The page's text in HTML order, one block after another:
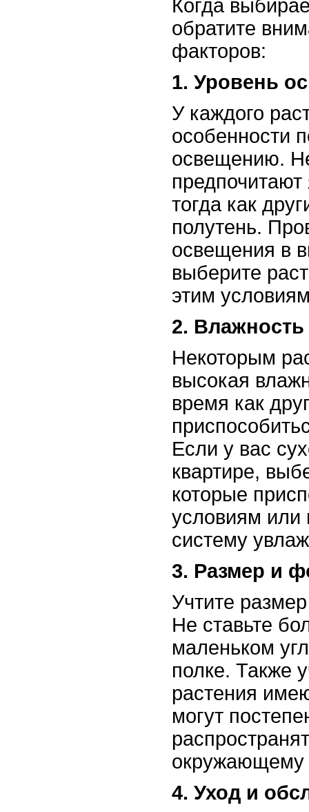
Когда
обратите
факторов:
1. Уровень
У каждого
особенности
освещению.
предпочитают
тогда как
полутень.
освещения в
выберите
этим
2. Влажность
Некоторым
высокая
время как
Если у вас
квартире,
которые
условиям или
систему
3. Размер и
Учтите
Не ставьте
маленьком
полке. Также
растения
могут
окружающему
4. Уход и